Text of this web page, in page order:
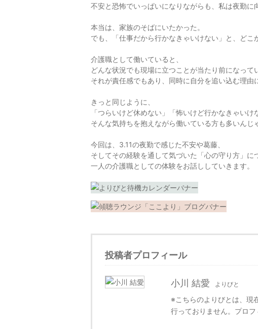
不安と恐怖でいっぱいになりながらも、私は夜勤に
本当は、家族のそばにいたかった。
でも、「仕事だから行かなきゃいけない」と、どこ
介護職として働いていると、
どんな状況でも現場に立つことが当たり前になって
それが責任感でもあり、同時に自分を追い込む理由
きっと同じように、
「つらいけど休めない」「怖いけど行かなきゃいけ
そんな気持ちを抱えながら働いている方も多いんじ
今回は、3.11の夜勤で感じた不安や葛藤、
そしてその経験を通して気づいた「心の守り方」に
一人の介護職としての体験をお話ししていきます。
投稿者プロフィール
小川 結愛 よりびと
※こちらのよりびとは、現
行っておりません。プロフ